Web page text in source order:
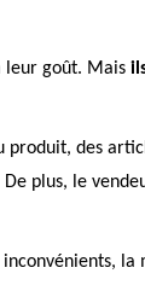
leur goût. Mais
des
De plus, le